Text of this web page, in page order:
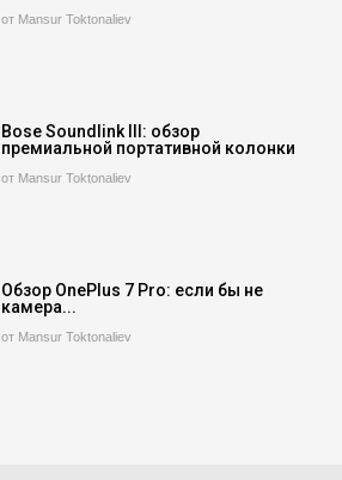
от Mansur Toktonaliev
Bose Soundlink III: обзор
премиальной портативной колонки
от Mansur Toktonaliev
Обзор OnePlus 7 Pro: если бы не
камера...
от Mansur Toktonaliev